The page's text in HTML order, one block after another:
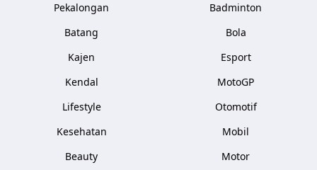
Pekalongan
Batang
Kajen
Kendal
Lifestyle
Kesehatan
Beauty
Badminton
Bola
Esport
MotoGP
Otomotif
Mobil
Motor